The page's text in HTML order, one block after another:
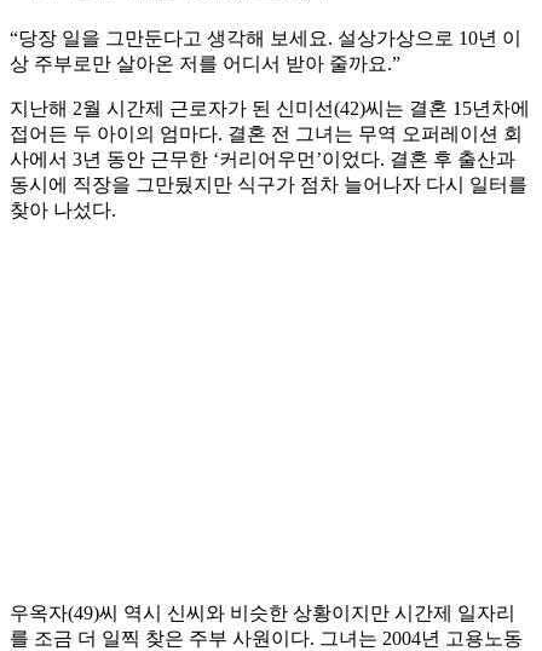
“당장 일을 그만둔다고 생각해 보세요. 설상가상으로 10년 이
상 주부로만 살아온 저를 어디서 받아 줄까요.”
지난해 2월 시간제 근로자가 된 신미선(42)씨는 결혼 15년차에
접어든 두 아이의 엄마다. 결혼 전 그녀는 무역 오퍼레이션 회
사에서 3년 동안 근무한 ‘커리어우먼’이었다. 결혼 후 출산과
동시에 직장을 그만뒀지만 식구가 점차 늘어나자 다시 일터를
찾아 나섰다.
우옥자(49)씨 역시 신씨와 비슷한 상황이지만 시간제 일자리
를 조금 더 일찍 찾은 주부 사원이다. 그녀는 2004년 고용노동